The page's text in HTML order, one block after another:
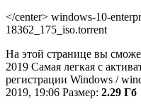
</center> windows-10-
18362_175_iso.torrent
На этой странице вы
2019 Самая легкая с
регистрации Windows /
2019, 19:06 Размер: 2.29 Гб